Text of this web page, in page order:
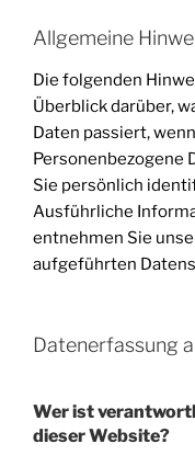
Allgemeine
Die folgenden
Überblick darüber,
Daten passiert,
Personenbezogene
Sie persönlich
Ausführliche
entnehmen Sie
aufgeführten
Datenerfassung
Wer ist
dieser Website?